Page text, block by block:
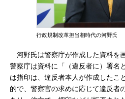
行政規制改革担当相時代の河野氏
河野氏は警察庁が作成した資料を
警察庁は資料に「（違反者に）署名
は指印は、違反者本人が作成したこ
的で、警察官の求めに応じて違反者